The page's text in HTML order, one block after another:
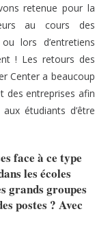
retenue pour la
au cours des
lors d’entretiens
! Les retours des
Center a beaucoup
des entreprises afin
étudiants d’être
face à ce type
les écoles
grands groupes
postes ? Avec